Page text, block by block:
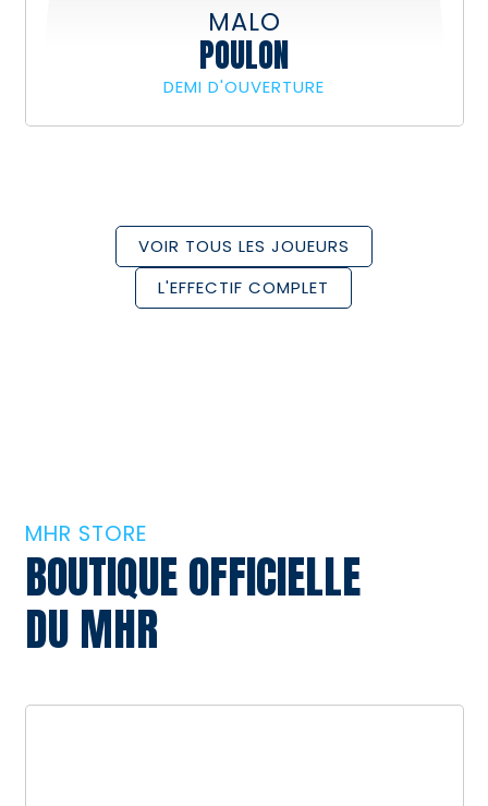
MALO
POULON
DEMI D'OUVERTURE
VOIR TOUS LES JOUEURS
L'EFFECTIF COMPLET
MHR STORE
BOUTIQUE OFFICIELLE
DU MHR